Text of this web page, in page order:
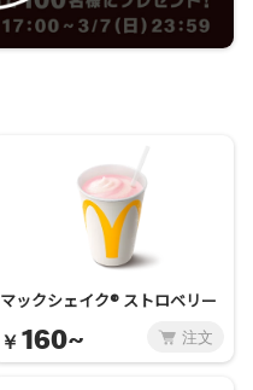
マックシェイク® ストロベリー
￥ 160~ 注文